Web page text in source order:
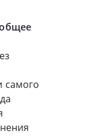
самого